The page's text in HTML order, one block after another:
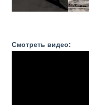
Смотреть видео: